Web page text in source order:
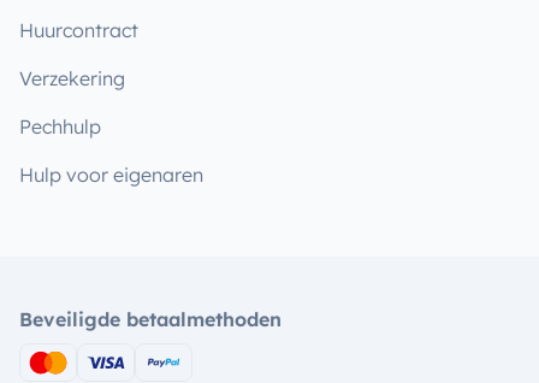
Huurcontract
Verzekering
Pechhulp
Hulp voor eigenaren
Beveiligde betaalmethoden